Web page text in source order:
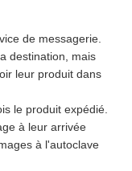
de messagerie.
destination, mais
leur produit dans
le produit expédié.
à leur arrivée
à l'autoclave